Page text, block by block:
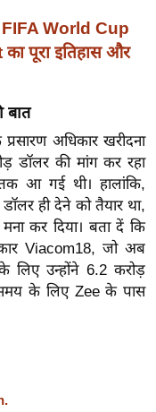
FIFA World Cup
पूरा इतिहास और
बात
अधिकार खरीदना
डॉलर की मांग कर रहा
आ गई थी। हालांकि,
ही देने को तैयार था,
कर दिया। बता दें कि
Viacom18, जो अब
लिए उन्होंने 6.2 करोड़
के लिए Zee के पास